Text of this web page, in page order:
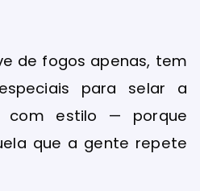
de fogos apenas, tem
para selar a
com estilo — porque
que a gente repete